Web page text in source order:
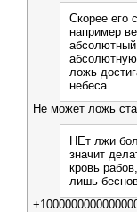
Скорее его
например
абсолютную
ложь
небеса.
Не может ложь
НЕт лжи
значит
кровь
лишь